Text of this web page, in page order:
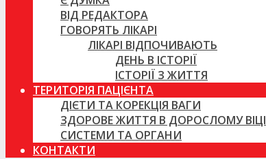
ВІД РЕДАКТОРА
ГОВОРЯТЬ ЛІКАРІ
ЛІКАРІ ВІДПОЧИВАЮТЬ
ДЕНЬ В ІСТОРІЇ
ІСТОРІЇ З ЖИТТЯ
ТЕРИТОРІЯ ПАЦІЄНТА
ДІЄТИ ТА КОРЕКЦІЯ ВАГИ
ЗДОРОВЕ ЖИТТЯ В ДОРОСЛОМУ ВІЦІ
СИСТЕМИ ТА ОРГАНИ
КОНТАКТИ